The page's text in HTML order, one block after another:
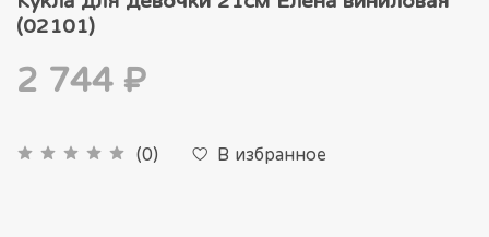
(02101)
(0) В избранное
2 744 ₽